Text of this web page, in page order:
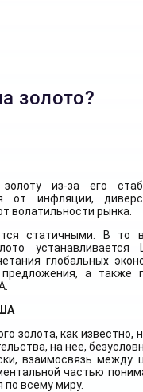
золото?
из-за его
от инфляции,
волатильности рынка.
статичными. В то
глобальных
а также
золота, как известно,
на нее,
взаимосвязь между
частью
по всему миру.